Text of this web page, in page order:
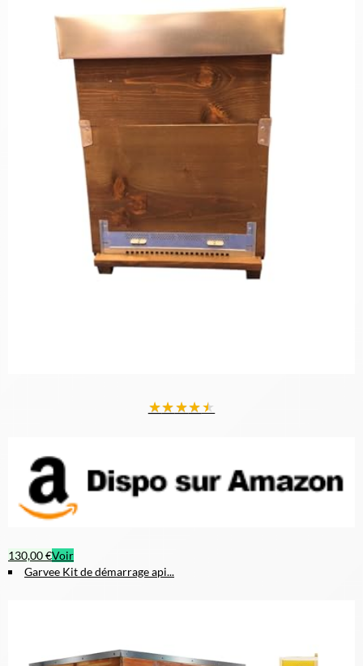
★★★★★
130,00 €Voir
Garvee Kit de démarrage api...